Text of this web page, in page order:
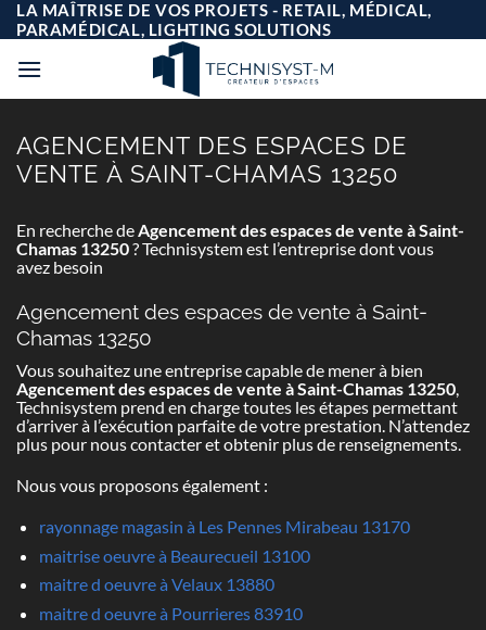
Passer
au
contenu
LA MAÎTRISE DE VOS PROJETS - RETAIL, MÉDICAL,
PARAMÉDICAL, LIGHTING SOLUTIONS
AGENCEMENT DES ESPACES DE
VENTE À SAINT-CHAMAS 13250
En recherche deAgencement des espaces de vente à Saint-
Chamas 13250? Technisystem est l’entreprise dont vous
avez besoin
Agencement des espaces de vente à Saint-
Chamas 13250
Vous souhaitez une entreprise capable de mener à bien
Agencement des espaces de vente à Saint-Chamas 13250,
Technisystem prend en charge toutes les étapes permettant
d’arriver à l’exécution parfaite de votre prestation. N’attendez
plus pour nous contacter et obtenir plus de renseignements.
Nous vous proposons également :
rayonnage magasin à Les Pennes Mirabeau 13170
maitrise oeuvre à Beaurecueil 13100
maitre d oeuvre à Velaux 13880
maitre d oeuvre à Pourrieres 83910